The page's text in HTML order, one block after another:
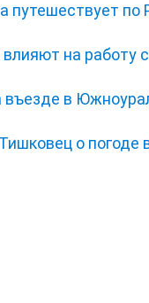
путешествует по
на работу
в
о погоде